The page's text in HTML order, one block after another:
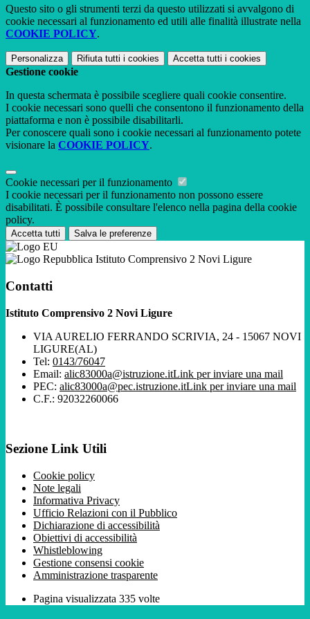
Questo sito o gli strumenti terzi da questo utilizzati si avvalgono di
cookie necessari al funzionamento ed utili alle finalità illustrate nella
COOKIE POLICY.
Personalizza Rifiuta tutti i cookies Accetta tutti i cookies
Gestione cookie
In questa schermata è possibile scegliere quali cookie consentire.
I cookie necessari sono quelli che consentono il funzionamento della
piattaforma e non è possibile disabilitarli.
Per conoscere quali sono i cookie necessari al funzionamento potete
visionare la COOKIE POLICY.
Cookie necessari per il funzionamento
I cookie necessari per il funzionamento non possono essere
disabilitati. È possibile consultare l'elenco nella pagina della cookie
policy.
Accetta tutti Salva le preferenze
Istituto Comprensivo 2 Novi Ligure
Contatti
Istituto Comprensivo 2 Novi Ligure
VIA AURELIO FERRANDO SCRIVIA, 24 - 15067 NOVI
LIGURE(AL)
Tel: 0143/76047
Email: alic83000a@istruzione.itLink per inviare una mail
PEC: alic83000a@pec.istruzione.itLink per inviare una mail
C.F.: 92032260066
Sezione Link Utili
Cookie policy
Note legali
Informativa Privacy
Ufficio Relazioni con il Pubblico
Dichiarazione di accessibilità
Obiettivi di accessibilità
Whistleblowing
Gestione consensi cookie
Amministrazione trasparente
Pagina visualizzata 335 volte